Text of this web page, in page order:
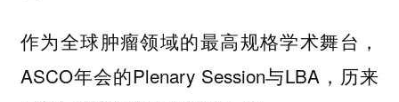
作为全球肿瘤领域的最高规格学术舞台，
ASCO年会的Plenary Session与LBA，历来